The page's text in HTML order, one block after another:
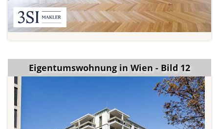
Eigentumswohnung in Wien - Bild 12